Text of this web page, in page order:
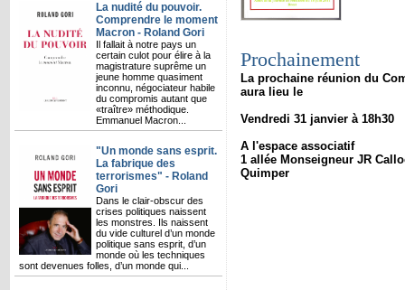
La nudité du pouvoir.
Comprendre le moment
Macron - Roland Gori
Il fallait à notre pays un
certain culot pour élire à la
magistrature suprême un
jeune homme quasiment
inconnu, négociateur habile
du compromis autant que
«traître» méthodique.
Emmanuel Macron...
"Un monde sans esprit.
La fabrique des
terrorismes" - Roland
Gori
Dans le clair-obscur des
crises politiques naissent
les monstres. Ils naissent
du vide culturel d’un monde
politique sans esprit, d’un
monde où les techniques
sont devenues folles, d’un monde qui...
Prochainement
La prochaine réunion du
aura lieu le
Vendredi 31 janvier à 18h30
A l'espace associatif
1 allée Monseigneur JR
Quimper